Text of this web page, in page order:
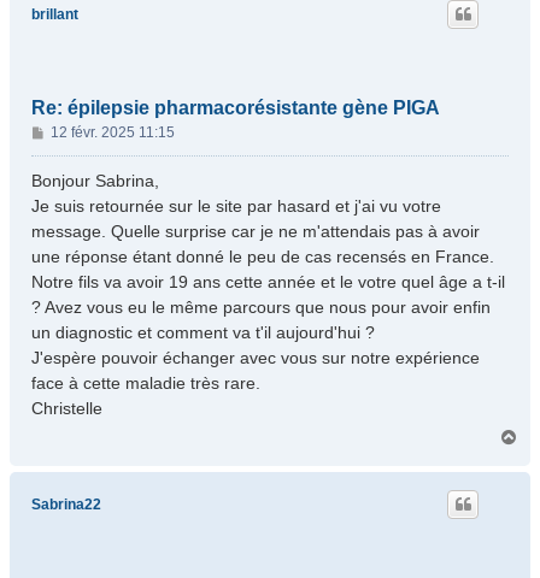
brillant
Re: épilepsie pharmacorésistante gène PIGA
M
e
s
g
e
12 févr. 2025 11:15
Bonjour Sabrina,
Je suis retournée sur le site par hasard et j'ai vu votre
message. Quelle surprise car je ne m'attendais pas à avoir
une réponse étant donné le peu de cas recensés en France.
Notre fils va avoir 19 ans cette année et le votre quel âge a t-il
? Avez vous eu le même parcours que nous pour avoir enfin
un diagnostic et comment va t'il aujourd'hui ?
J'espère pouvoir échanger avec vous sur notre expérience
face à cette maladie très rare.
Christelle
u
Sabrina22